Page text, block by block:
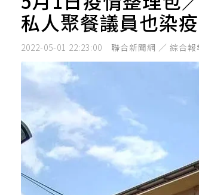
私人聚餐議員也染疫
2022-05-01 22:23:00 聯合新聞網 ／ 綜合報